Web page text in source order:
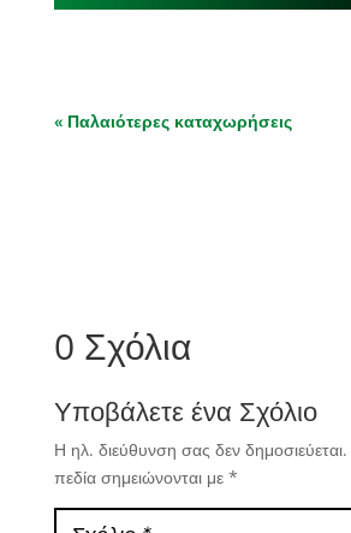
« Παλαιότερες καταχωρήσεις
0 Σχόλια
Υποβάλετε ένα Σχόλιο
Η ηλ. διεύθυνση σας δεν δημοσιεύεται.
πεδία σημειώνονται με *